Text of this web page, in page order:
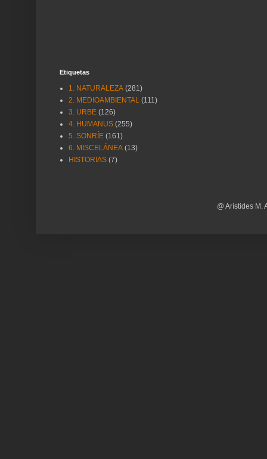
Etiquetas
1. NATURALEZA (281)
2. MEDIOAMBIENTAL (111)
3. URBE (126)
4. HUMANUS (255)
5. SONRÍE (161)
6. MISCELÁNEA (13)
HISTORIAS (7)
@ Arístides M.